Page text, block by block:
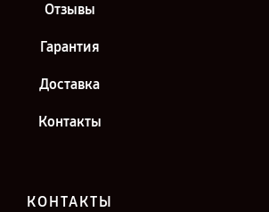
Отзывы
Гарантия
Доставка
Контакты
КОНТАКТЫ